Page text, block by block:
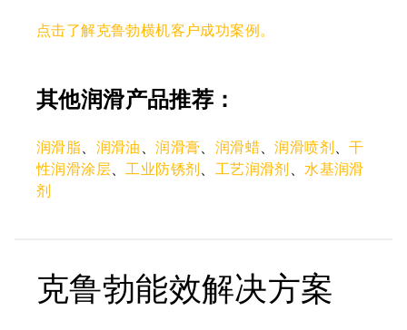
点击了解克鲁勃横机客户成功案例。
其他润滑产品推荐：
润滑脂、 润滑油 、润滑膏、 润滑蜡、润滑喷剂、干
性润滑涂层、工业防锈剂、 工艺润滑剂 、水基润滑
剂
克鲁勃能效解决方案